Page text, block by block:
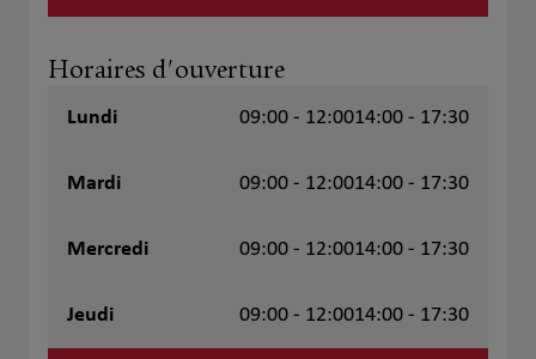
Horaires d'ouverture
Lundi 09:00 - 12:0014:00 - 17:30
Mardi 09:00 - 12:0014:00 - 17:30
Mercredi 09:00 - 12:0014:00 - 17:30
Jeudi 09:00 - 12:0014:00 - 17:30